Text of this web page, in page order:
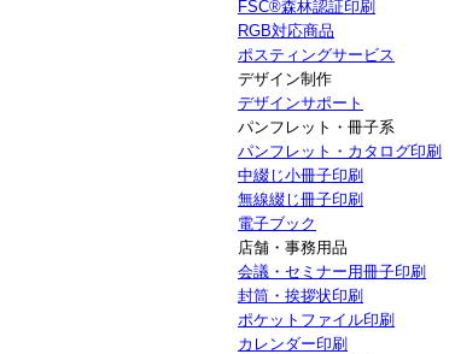
FSC®森林認証印刷
RGB対応商品
ポスティングサービス
デザイン制作
デザインサポート
パンフレット・冊子系
パンフレット・カタログ印刷
中綴じ小冊子印刷
無線綴じ冊子印刷
電子ブック
店舗・事務用品
会議・セミナー用冊子印刷
封筒・挨拶状印刷
ポケットファイル印刷
カレンダー印刷